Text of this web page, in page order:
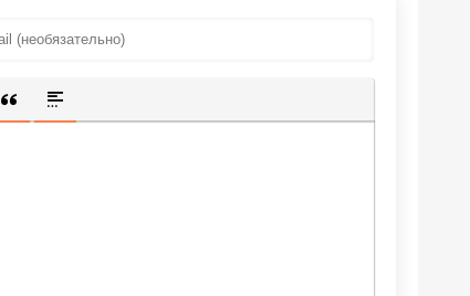
ССЫЛКУ
СКРЫТОГО ТЕКСТА
ЦИТАТЫ
ВСТАВКА СПОЙЛЕРА